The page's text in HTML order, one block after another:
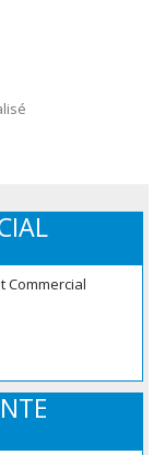
Commercial